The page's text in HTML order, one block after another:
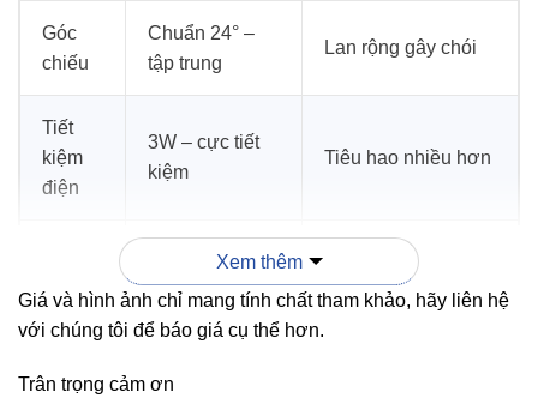
Góc
chiếu
Chuẩn 24° –
tập trung
Lan rộng gây chói
Tiết
kiệm
điện
3W – cực tiết
kiệm
Tiêu hao nhiều hơn
>30.000 giờ Ngắn hơn đáng kể
3. Hướng dẫn ứng dụng thực
Xem thêm
Giá và hình ảnh chỉ mang tính chất tham khảo, hãy liên hệ
với chúng tôi để báo giá cụ thể hơn.
Trân trọng cảm ơn